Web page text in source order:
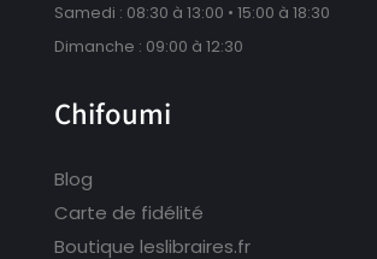
Samedi : 08:30 à 13:00 • 15:00 à 18:30
Dimanche : 09:00 à 12:30
Chifoumi
Blog
Carte de fidélité
Boutique leslibraires.fr